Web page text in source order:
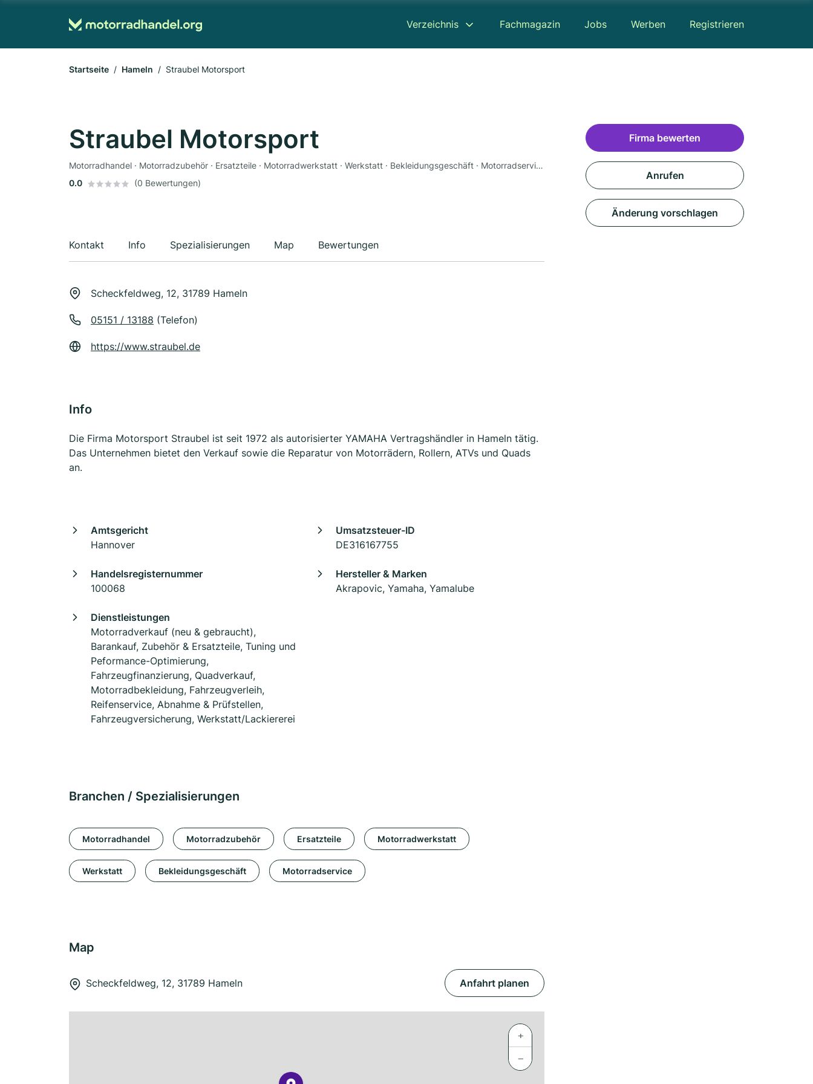
Verzeichnis Fachmagazin Jobs Werben Registrieren
Startseite Hameln Straubel Motorsport
Straubel Motorsport
Motorradhandel · Motorradzubehör · Ersatzteile · Motorradwerkstatt · Werkstatt · Bekleidungsgeschäft · Motorradservice
0.0
(0 Bewertungen)
Kontakt Info Spezialisierungen Map Bewertungen
Scheckfeldweg, 12, 31789 Hameln
05151 / 13188 (Telefon)
https://www.straubel.de
Info
Die Firma Motorsport Straubel ist seit 1972 als autorisierter YAMAHA Vertragshändler in Hameln tätig.
Das Unternehmen bietet den Verkauf sowie die Reparatur von Motorrädern, Rollern, ATVs und Quads
an.
Amtsgericht
Hannover
Umsatzsteuer-ID
DE316167755
Handelsregisternummer
100068
Hersteller & Marken
Akrapovic, Yamaha, Yamalube
Dienstleistungen
Motorradverkauf (neu & gebraucht),
Barankauf, Zubehör & Ersatzteile, Tuning und
Peformance-Optimierung,
Fahrzeugfinanzierung, Quadverkauf,
Motorradbekleidung, Fahrzeugverleih,
Reifenservice, Abnahme & Prüfstellen,
Fahrzeugversicherung, Werkstatt/Lackiererei
Branchen / Spezialisierungen
Motorradhandel Motorradzubehör Ersatzteile Motorradwerkstatt
Werkstatt Bekleidungsgeschäft Motorradservice
Map
Scheckfeldweg, 12, 31789 Hameln Anfahrt planen
+
−
Firma bewerten
Anrufen
Änderung vorschlagen